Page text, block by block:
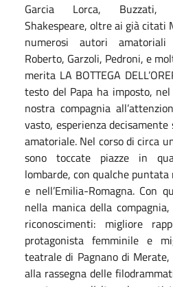
Garcia Lorca, Buzzati,
Shakespeare, oltre ai già citati
numerosi autori
Roberto, Garzoli, Pedroni, e
merita LA BOTTEGA
testo del Papa ha imposto,
nostra compagnia
vasto, esperienza
amatoriale. Nel corso di circa
sono toccate piazze in
lombarde, con qualche
e nell’Emilia-Romagna. Con
nella manica della
riconoscimenti: migliore
protagonista femminile e
teatrale di Pagnano di
alla rassegna delle